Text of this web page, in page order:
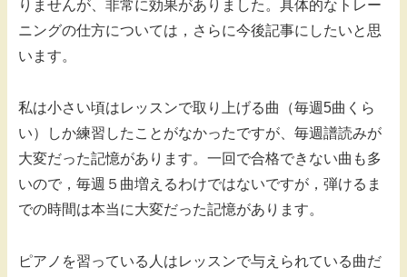
りませんが、非常に効果がありました。具体的なトレー
ニングの仕方については，さらに今後記事にしたいと思
います。
私は小さい頃はレッスンで取り上げる曲（毎週5曲くら
い）しか練習したことがなかったですが、毎週譜読みが
大変だった記憶があります。一回で合格できない曲も多
いので，毎週５曲増えるわけではないですが，弾けるま
での時間は本当に大変だった記憶があります。
ピアノを習っている人はレッスンで与えられている曲だ